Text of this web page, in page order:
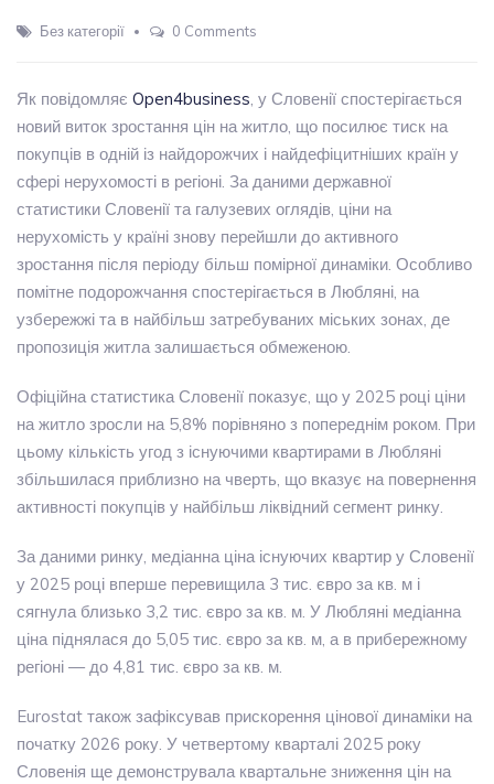
Без категорії 0 Comments
Як повідомляє Open4business, у Словенії спостерігається
новий виток зростання цін на житло, що посилює тиск на
покупців в одній із найдорожчих і найдефіцитніших країн у
сфері нерухомості в регіоні. За даними державної
статистики Словенії та галузевих оглядів, ціни на
нерухомість у країні знову перейшли до активного
зростання після періоду більш помірної динаміки. Особливо
помітне подорожчання спостерігається в Любляні, на
узбережжі та в найбільш затребуваних міських зонах, де
пропозиція житла залишається обмеженою.
Офіційна статистика Словенії показує, що у 2025 році ціни
на житло зросли на 5,8% порівняно з попереднім роком. При
цьому кількість угод з існуючими квартирами в Любляні
збільшилася приблизно на чверть, що вказує на повернення
активності покупців у найбільш ліквідний сегмент ринку.
За даними ринку, медіанна ціна існуючих квартир у Словенії
у 2025 році вперше перевищила 3 тис. євро за кв. м і
сягнула близько 3,2 тис. євро за кв. м. У Любляні медіанна
ціна піднялася до 5,05 тис. євро за кв. м, а в прибережному
регіоні — до 4,81 тис. євро за кв. м.
Eurostat також зафіксував прискорення цінової динаміки на
початку 2026 року. У четвертому кварталі 2025 року
Словенія ще демонструвала квартальне зниження цін на